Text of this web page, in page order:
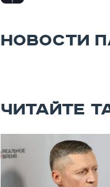
НОВОСТИ
ЧИТАЙТЕ